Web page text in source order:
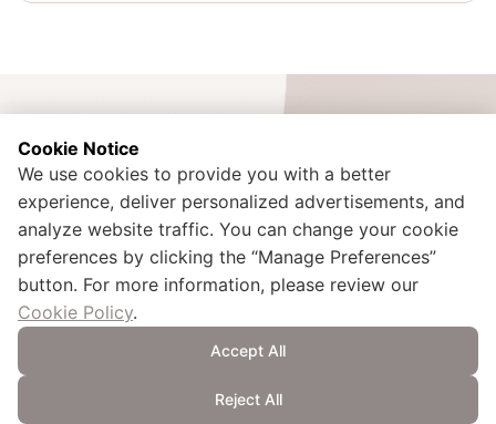
İdealtepe Mah. Rıfkı Tongsir Cad. No:107 Küçükyalı / Maltepe /
Istanbul – TURQUIE
+90 216 425 00 02
kurumsal.iletisim@doganlarholding.com.tr
Note explicative à l’intention des visiteurs
Formulaire de candidature et note explicative relative au traitement des
Politique relative aux Cookies
Cookie Notice
We use cookies to provide you with a better
experience, deliver personalized advertisements, and
analyze website traffic. You can change your cookie
preferences by clicking the “Manage Preferences”
button. For more information, please review our
Cookie Policy.
Accept All
Reject All